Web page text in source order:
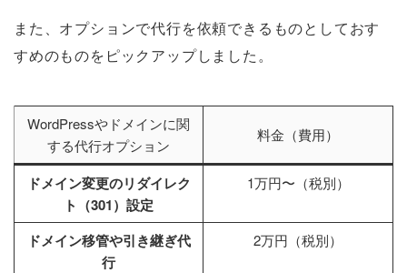
また、オプションで代行を依頼できるものとしておす
すめのものをピックアップしました。
WordPressやドメインに関
する代行オプション
料金（費用）
ドメイン変更のリダイレク
ト（301）設定
1万円〜（税別）
ドメイン移管や引き継ぎ代
行
2万円（税別）